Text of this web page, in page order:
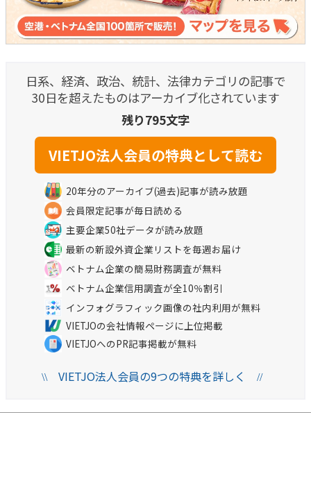
日系、経済、政治、統計、法律カテゴリの記事で
30日を超えたものはアーカイブ化されています
残り795文字
20年分のアーカイブ(過去)記事が読み放題
会員限定記事が毎日読める
主要企業50社データが読み放題
最新の新設外資企業リストを毎週お届け
ベトナム企業の簡易財務調査が無料
ベトナム企業信用調査が全10％割引
インフォグラフィック画像の社内利用が無料
VIETJOの会社情報ページに上位掲載
VIETJOへのPR記事掲載が無料
\\VIETJO法人会員の9つの特典を詳しく //